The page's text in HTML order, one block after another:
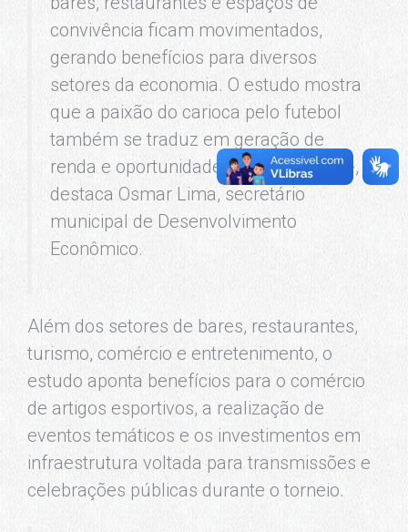
convivência ficam movimentados,
gerando benefícios para diversos
setores da economia. O estudo mostra
que a paixão do carioca pelo futebol
também se traduz em geração de
renda e oportunidades para a cidade -,
destaca Osmar Lima, secretário
municipal de Desenvolvimento
Econômico.
Além dos setores de bares, restaurantes,
turismo, comércio e entretenimento, o
estudo aponta benefícios para o comércio
de artigos esportivos, a realização de
eventos temáticos e os investimentos em
infraestrutura voltada para transmissões e
celebrações públicas durante o torneio.